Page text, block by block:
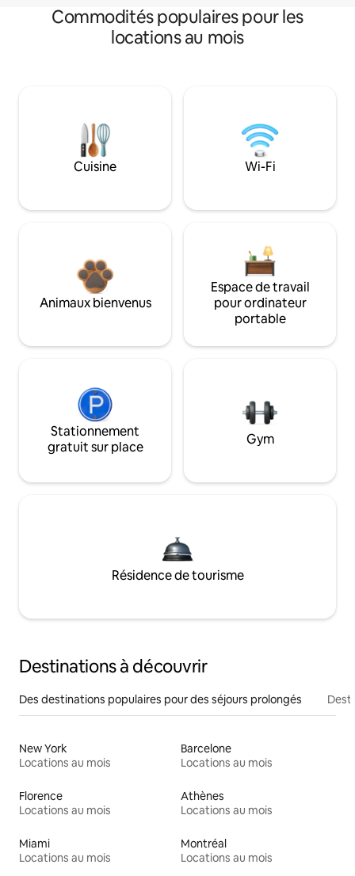
Commodités populaires pour les
locations au mois
Cuisine Wi-Fi
Animaux bienvenus
Espace de travail
pour ordinateur
portable
Stationnement
gratuit sur place
Gym
Résidence de tourisme
Destinations à découvrir
Des destinations populaires pour des séjours prolongés
New York
Locations au mois
Barcelone
Locations au mois
Florence
Locations au mois
Athènes
Locations au mois
Miami
Locations au mois
Montréal
Locations au mois